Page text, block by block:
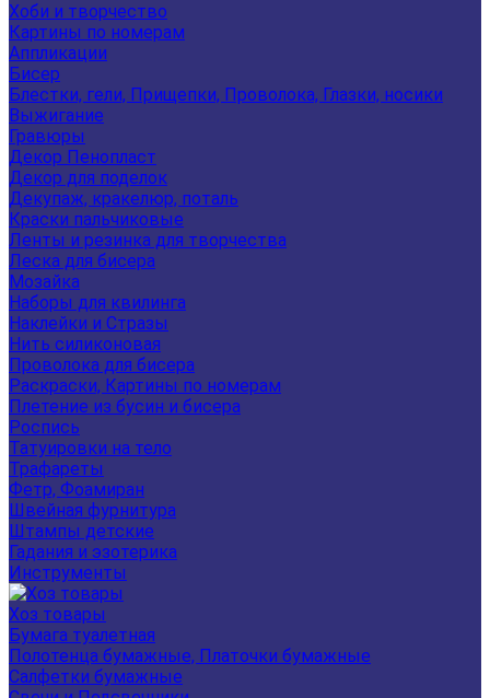
Хоби и творчество
Картины по номерам
Аппликации
Бисер
Блестки, гели, Прищепки, Проволока, Глазки, носики
Выжигание
Гравюры
Декор Пенопласт
Декор для поделок
Декупаж, кракелюр, поталь
Краски пальчиковые
Ленты и резинка для творчества
Леска для бисера
Мозайка
Наборы для квилинга
Наклейки и Стразы
Нить силиконовая
Проволока для бисера
Раскраски, Картины по номерам
Плетение из бусин и бисера
Роспись
Татуировки на тело
Трафареты
Фетр, Фоамиран
Швейная фурнитура
Штампы детские
Гадания и эзотерика
Инструменты
Хоз товары
Бумага туалетная
Полотенца бумажные, Платочки бумажные
Салфетки бумажные